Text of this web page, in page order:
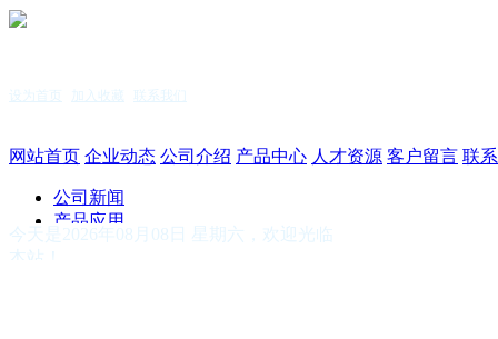
设为首页 加入收藏
服务热线：15255144771
网站首页 企业动态 公司介绍 产品中心 人才资源 客户留言 联
公司新闻
产品应用
今天是2026年08月08日 星期六，欢迎光临
本站！